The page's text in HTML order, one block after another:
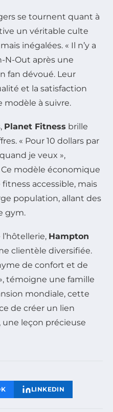
se tournent quant à
un véritable culte
inégalées. « Il n’y a
N-Out après une
fan dévoué. Leur
et la satisfaction
modèle à suivre.
Planet Fitness brille
« Pour 10 dollars par
je veux »,
modèle économique
accessible, mais
population, allant des
gym.
Hampton
clientèle diversifiée.
de confort et de
témoigne une famille
mondiale, cette
de créer un lien
une leçon précieuse
LINKEDIN